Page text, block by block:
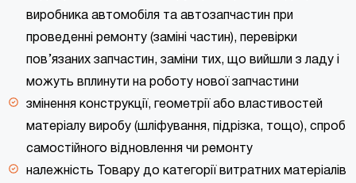
виробника автомобіля та автозапчастин при
проведенні ремонту (заміні частин), перевірки
пов’язаних запчастин, заміни тих, що вийшли з ладу і
можуть вплинути на роботу нової запчастини
змінення конструкції, геометрії або властивостей
матеріалу виробу (шліфування, підрізка, тощо), спроб
самостійного відновлення чи ремонту
належність Товару до категорії витратних матеріалів